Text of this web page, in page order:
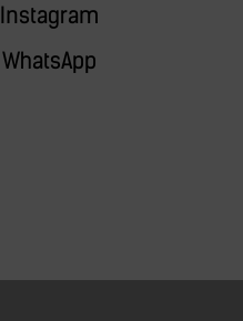
Instagram
WhatsApp